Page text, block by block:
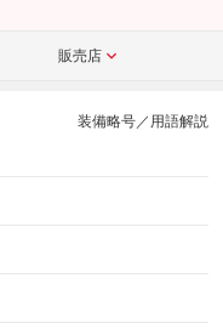
販売店
装備略号／用語解説